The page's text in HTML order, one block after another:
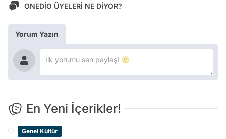
ONEDİO ÜYELERİ NE DİYOR?
Yorum Yazın
En Yeni İçerikler!
Genel Kültür